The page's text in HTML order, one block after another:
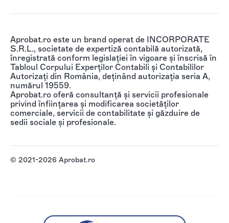
Aprobat.ro este un brand operat de INCORPORATE
S.R.L., societate de expertiză contabilă autorizată,
înregistrată conform legislației în vigoare și înscrisă în
Tabloul Corpului Experților Contabili și Contabililor
Autorizați din România, deținând autorizația seria A,
numărul 19559.
Aprobat.ro oferă consultanță și servicii profesionale
privind înființarea și modificarea societăților
comerciale, servicii de contabilitate și găzduire de
sedii sociale și profesionale.
© 2021-2026 Aprobat.ro